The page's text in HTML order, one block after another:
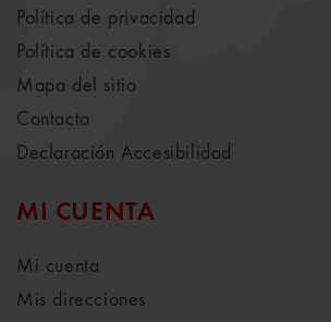
Política de privacidad
Política de cookies
Mapa del sitio
Contacto
Declaración Accesibilidad
MI CUENTA
Mi cuenta
Mis direcciones